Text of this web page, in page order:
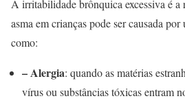
A irritabilidade brônquica excessiva é a
asma em crianças pode ser causada
como:
– Alergia: quando as matérias
vírus ou substâncias tóxicas entram